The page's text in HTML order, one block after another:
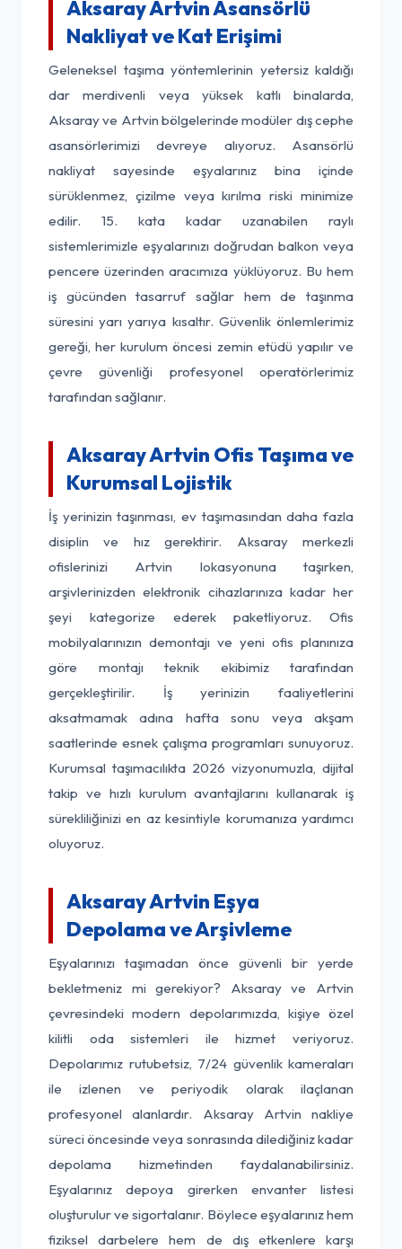
Aksaray Artvin Asansörlü
Nakliyat ve Kat Erişimi
Geleneksel taşıma yöntemlerinin yetersiz kaldığı
dar merdivenli veya yüksek katlı binalarda,
Aksaray ve Artvin bölgelerinde modüler dış cephe
asansörlerimizi devreye alıyoruz. Asansörlü
nakliyat sayesinde eşyalarınız bina içinde
sürüklenmez, çizilme veya kırılma riski minimize
edilir. 15. kata kadar uzanabilen raylı
sistemlerimizle eşyalarınızı doğrudan balkon veya
pencere üzerinden aracımıza yüklüyoruz. Bu hem
iş gücünden tasarruf sağlar hem de taşınma
süresini yarı yarıya kısaltır. Güvenlik önlemlerimiz
gereği, her kurulum öncesi zemin etüdü yapılır ve
çevre güvenliği profesyonel operatörlerimiz
tarafından sağlanır.
Aksaray Artvin Ofis Taşıma ve
Kurumsal Lojistik
İş yerinizin taşınması, ev taşımasından daha fazla
disiplin ve hız gerektirir. Aksaray merkezli
ofislerinizi Artvin lokasyonuna taşırken,
arşivlerinizden elektronik cihazlarınıza kadar her
şeyi kategorize ederek paketliyoruz. Ofis
mobilyalarınızın demontajı ve yeni ofis planınıza
göre montajı teknik ekibimiz tarafından
gerçekleştirilir. İş yerinizin faaliyetlerini
aksatmamak adına hafta sonu veya akşam
saatlerinde esnek çalışma programları sunuyoruz.
Kurumsal taşımacılıkta 2026 vizyonumuzla, dijital
takip ve hızlı kurulum avantajlarını kullanarak iş
sürekliliğinizi en az kesintiyle korumanıza yardımcı
oluyoruz.
Aksaray Artvin Eşya
Depolama ve Arşivleme
Eşyalarınızı taşımadan önce güvenli bir yerde
bekletmeniz mi gerekiyor? Aksaray ve Artvin
çevresindeki modern depolarımızda, kişiye özel
kilitli oda sistemleri ile hizmet veriyoruz.
Depolarımız rutubetsiz, 7/24 güvenlik kameraları
ile izlenen ve periyodik olarak ilaçlanan
profesyonel alanlardır. Aksaray Artvin nakliye
süreci öncesinde veya sonrasında dilediğiniz kadar
depolama hizmetinden faydalanabilirsiniz.
Eşyalarınız depoya girerken envanter listesi
oluşturulur ve sigortalanır. Böylece eşyalarınız hem
fiziksel darbelere hem de dış etkenlere karşı